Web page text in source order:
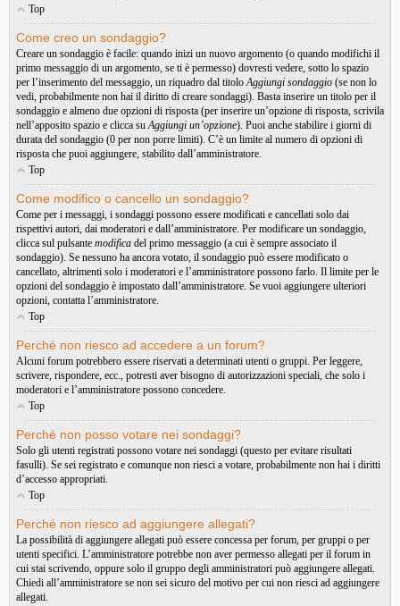
Top
Come creo un sondaggio?
Creare un sondaggio è facile: quando inizi un nuovo argomento (o quando modifichi il
primo messaggio di un argomento, se ti è permesso) dovresti vedere, sotto lo spazio
per l’inserimento del messaggio, un riquadro dal titoloAggiungi sondaggio (se non lo
vedi, probabilmente non hai il diritto di creare sondaggi). Basta inserire un titolo per il
sondaggio e almeno due opzioni di risposta (per inserire un’opzione di risposta, scrivila
nell’apposito spazio e clicca suAggiungi un’opzione). Puoi anche stabilire i giorni di
durata del sondaggio (0 per non porre limiti). C’è un limite al numero di opzioni di
risposta che puoi aggiungere, stabilito dall’amministratore.
Top
Come modifico o cancello un sondaggio?
Come per i messaggi, i sondaggi possono essere modificati e cancellati solo dai
rispettivi autori, dai moderatori e dall’amministratore. Per modificare un sondaggio,
clicca sul pulsante modifica del primo messaggio (a cui è sempre associato il
sondaggio). Se nessuno ha ancora votato, il sondaggio può essere modificato o
cancellato, altrimenti solo i moderatori e l’amministratore possono farlo. Il limite per le
opzioni del sondaggio è impostato dall’amministratore. Se vuoi aggiungere ulteriori
opzioni, contatta l’amministratore.
Top
Perché non riesco ad accedere a un forum?
Alcuni forum potrebbero essere riservati a determinati utenti o gruppi. Per leggere,
scrivere, rispondere, ecc., potresti aver bisogno di autorizzazioni speciali, che solo i
moderatori e l’amministratore possono concedere.
Top
Perché non posso votare nei sondaggi?
Solo gli utenti registrati possono votare nei sondaggi (questo per evitare risultati
fasulli). Se sei registrato e comunque non riesci a votare, probabilmente non hai i diritti
d’accesso appropriati.
Top
Perché non riesco ad aggiungere allegati?
La possibilità di aggiungere allegati può essere concessa per forum, per gruppi o per
utenti specifici. L’amministratore potrebbe non aver permesso allegati per il forum in
cui stai scrivendo, oppure solo il gruppo degli amministratori può aggiungere allegati.
Chiedi all’amministratore se non sei sicuro del motivo per cui non riesci ad aggiungere
allegati.